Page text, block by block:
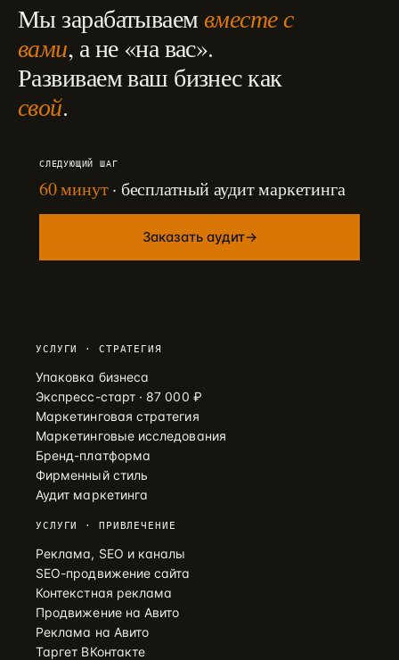
Мы зарабатываемвместе с
вами, а не «на вас».
Развиваем ваш бизнес как
свой.
СЛЕДУЮЩИЙ ШАГ
60 минут· бесплатный аудит маркетинга
Заказать аудит→
УСЛУГИ · СТРАТЕГИЯ
Упаковка бизнеса
Экспресс-старт · 87 000 ₽
Маркетинговая стратегия
Маркетинговые исследования
Бренд-платформа
Фирменный стиль
Аудит маркетинга
УСЛУГИ · ПРИВЛЕЧЕНИЕ
Реклама, SEO и каналы
SEO-продвижение сайта
Контекстная реклама
Продвижение на Авито
Реклама на Авито
Таргет ВКонтакте